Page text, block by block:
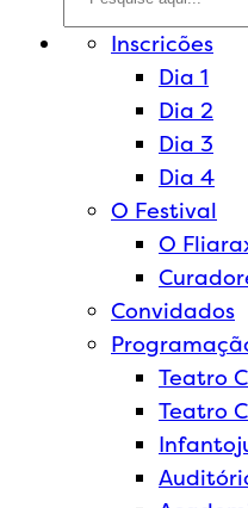
Inscricões
Dia 1
Dia 2
Dia 3
Dia 4
O Festival
O
Convidados
Teatro
Teatro